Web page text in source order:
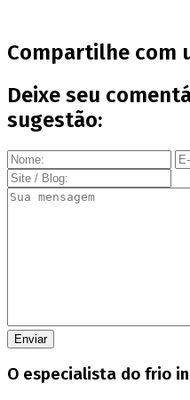
Compartilhe com
Deixe seu
sugestão:
O especialista do frio